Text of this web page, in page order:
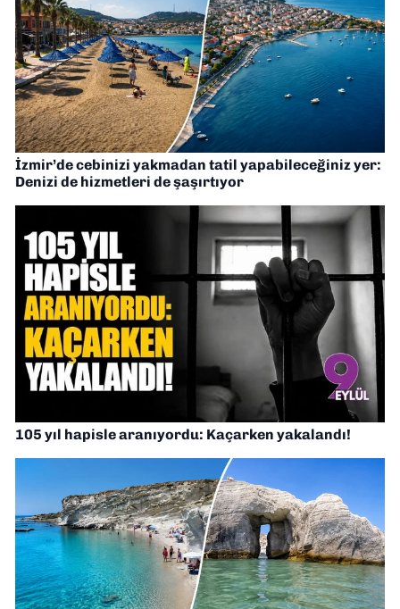
İzmir’de cebinizi yakmadan tatil yapabileceğiniz yer:
Denizi de hizmetleri de şaşırtıyor
105 yıl hapisle aranıyordu: Kaçarken yakalandı!